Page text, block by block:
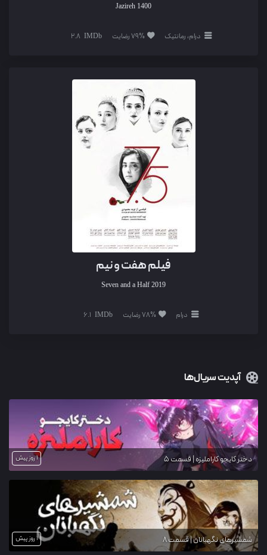
Jazireh 1400
درام، رمانتیک 79% رضایت 2.8
فیلم هفت و نیم
Seven and a Half 2019
درام 78% رضایت
آپدیت سریال‌ها
دختر کایجو کاراملیزه | قسمت 5 1 روز پیش
شمشیرهای نگهبانان | قسمت 8 1 روز پیش